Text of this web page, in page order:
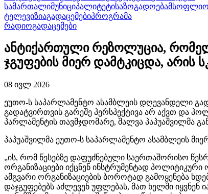
სამართალიმუნიციპალიტეტისაზოგადოებამსოფლიო
ტელევიზიაგადაცემებიპროგრამა
რადიოგადაცემები
ანტიქართული რეზოლუცია,
ჯგუფების მიერ დამტკიცდა, არის
08 ივლ 2026
ეუთო-ს საპარლამენტო ასამბლეის დღევანდელი
გადატვირთვის გარეშე პერსპექტივა არ აქვთ და
პარლამენტის თავმჯდომარე, შალვა პაპუაშვილმა
პაპუაშვილმა ეუთო-ს საპარლამენტო ასამბლეის
„ის, რომ წესებზე დაფუძნებული საერთაშორისო
ორგანიზაციები იქცნენ ინსტრუმენტად
ამგვარი ორგანიზაციების ბოროტად გამოყენება
დაჯგუფებებს აძლევენ უფლებას, მათ ხელში